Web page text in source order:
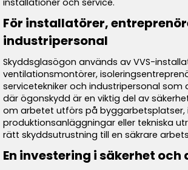
installationer och service.
För installatörer,
industripersonal
Skyddsglasögon används av VVS-
ventilationsmontörer,
servicetekniker och industripersonal som
där ögonskydd är en viktig del av
om arbetet utförs på byggarbetsplatser, i
produktionsanläggningar eller tekniska
rätt skyddsutrustning till en säkrare
En investering i säkerhet